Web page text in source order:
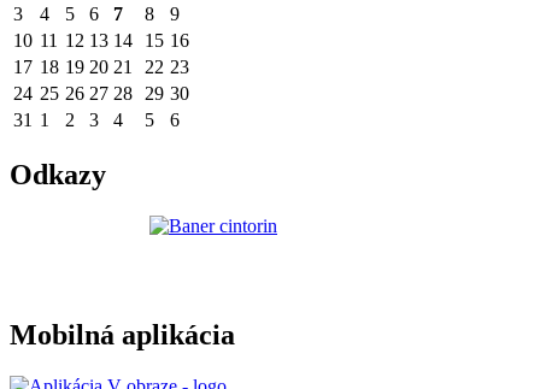
3
4 5 6 7 8
9
10 11 12 13 14 15 16
17 18 19 20 21 22 23
24 25 26 27 28 29 30
31 1 2 3 4 5 6
Odkazy
Mobilná aplikácia